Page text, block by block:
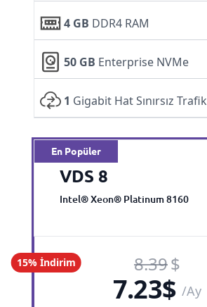
4 GB DDR4 RAM
50 GB Enterprise NVMe
1 Gigabit Hat Sınırsız Trafik
En Popüler
VDS 8
Intel® Xeon® Platinum 8160
15% İndirim 8.39$
7.23$ /Ay